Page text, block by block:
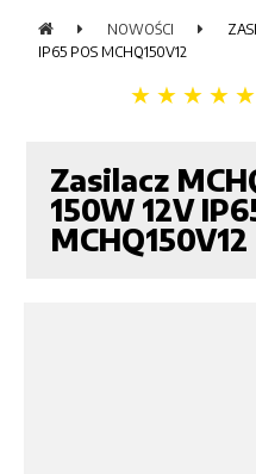
NOWOŚCI
IP65 POS MCHQ150V12
Zasilacz
150W 12V
MCHQ150V12